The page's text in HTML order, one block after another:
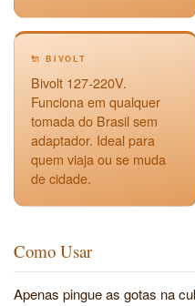
🔌 BIVOLT
Bivolt 127-220V.
Funciona em qualquer
tomada do Brasil sem
adaptador. Ideal para
quem viaja ou se muda
de cidade.
Como Usar
Apenas pingue as gotas na